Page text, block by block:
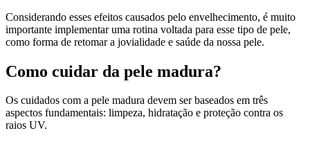
Considerando esses efeitos causados pelo envelhecimento, é muito
importante implementar uma rotina voltada para esse tipo de pele,
como forma de retomar a jovialidade e saúde da nossa pele.
Como cuidar da pele madura?
Os cuidados com a pele madura devem ser baseados em três
aspectos fundamentais: limpeza, hidratação e proteção contra os
raios UV.